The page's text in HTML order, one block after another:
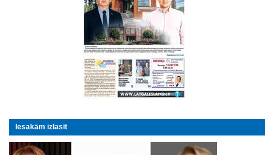
Iesakām izlasīt